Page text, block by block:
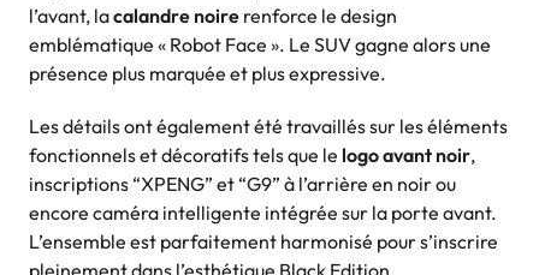
l’avant, lacalandre noire renforce le design
emblématique « Robot Face ». Le SUV gagne alors une
présence plus marquée et plus expressive.
Les détails ont également été travaillés sur les éléments
fonctionnels et décoratifs tels que le logo avant noir,
inscriptions “XPENG” et “G9” à l’arrière en noir ou
encore caméra intelligente intégrée sur la porte avant.
L’ensemble est parfaitement harmonisé pour s’inscrire
pleinement dans l’esthétique Black Edition.